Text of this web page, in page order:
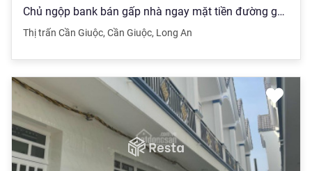
Chủ ngộp bank bán gấp nhà ngay mặt tiền đường gần chợ Cần Giuộc vị trí sinh lời cao
Thị trấn Cần Giuộc, Cần Giuộc, Long An